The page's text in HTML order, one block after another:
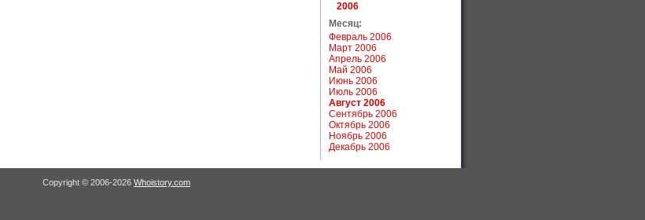
2006
Месяц:
Февраль 2006
Март 2006
Апрель 2006
Май 2006
Июнь 2006
Июль 2006
Август 2006
Сентябрь 2006
Октябрь 2006
Ноябрь 2006
Декабрь 2006
Copyright © 2006-2026 Whoistory.com